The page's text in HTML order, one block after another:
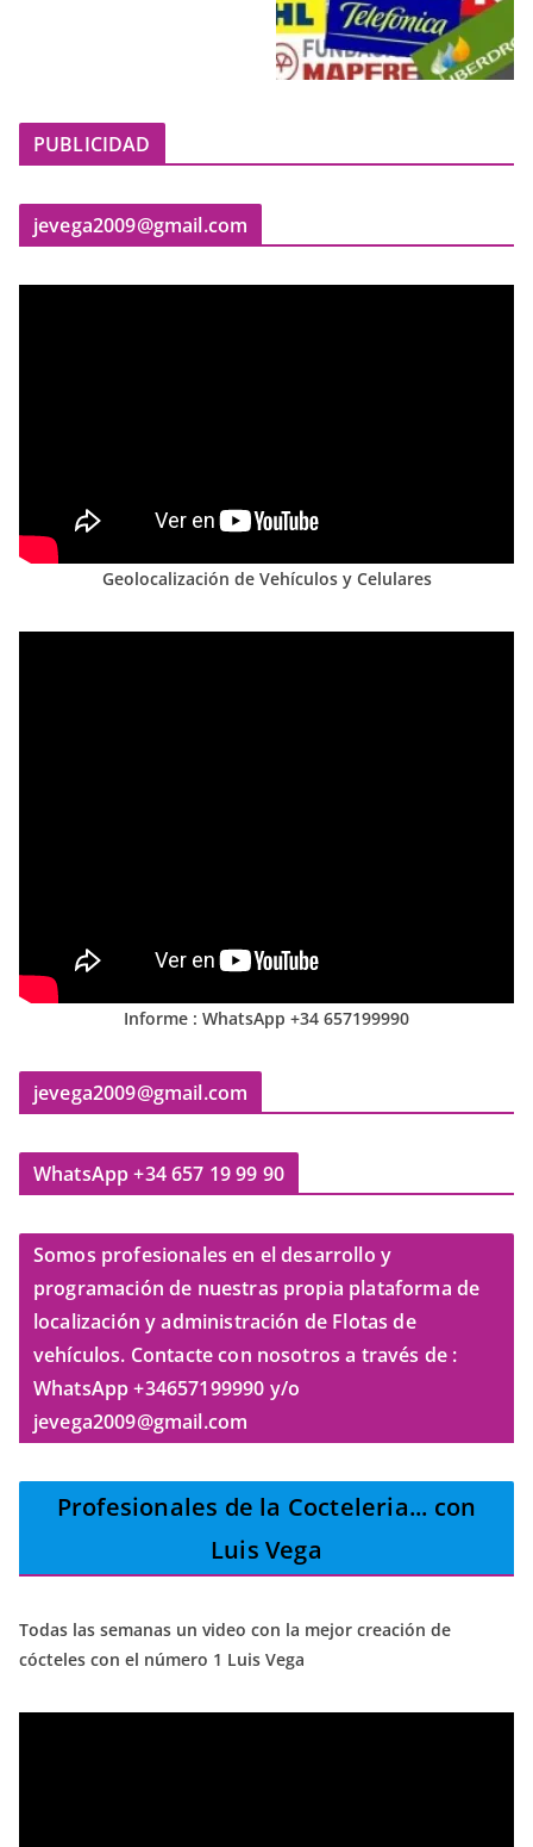
PUBLICIDAD
jevega2009@gmail.com
Geolocalización de Vehículos y Celulares
Informe : WhatsApp +34 657199990
jevega2009@gmail.com
WhatsApp +34 657 19 99 90
Somos profesionales en el desarrollo y
programación de nuestras propia plataforma de
localización y administración de Flotas de
vehículos. Contacte con nosotros a través de :
WhatsApp +34657199990 y/o
jevega2009@gmail.com
Profesionales de la Cocteleria... con
Luis Vega
Todas las semanas un video con la mejor creación de
cócteles con el número 1 Luis Vega